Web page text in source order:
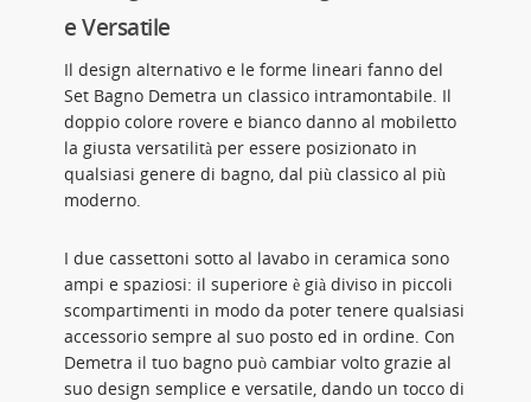
e Versatile
Il design alternativo e le forme lineari fanno del
Set Bagno Demetra un classico intramontabile. Il
doppio colore rovere e bianco danno al mobiletto
la giusta versatilità per essere posizionato in
qualsiasi genere di bagno, dal più classico al più
moderno.
I due cassettoni sotto al lavabo in ceramica sono
ampi e spaziosi: il superiore è già diviso in piccoli
scompartimenti in modo da poter tenere qualsiasi
accessorio sempre al suo posto ed in ordine. Con
Demetra il tuo bagno può cambiar volto grazie al
suo design semplice e versatile, dando un tocco di